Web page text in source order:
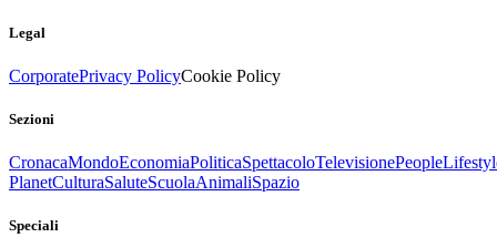
Legal
CorporatePrivacy PolicyCookie Policy
Sezioni
CronacaMondoEconomiaPoliticaSpettacoloTelevisionePeople
PlanetCulturaSaluteScuolaAnimaliSpazio
Speciali